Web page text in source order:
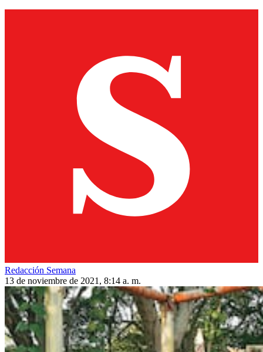
Redacción Semana
13 de noviembre de 2021, 8:14 a. m.